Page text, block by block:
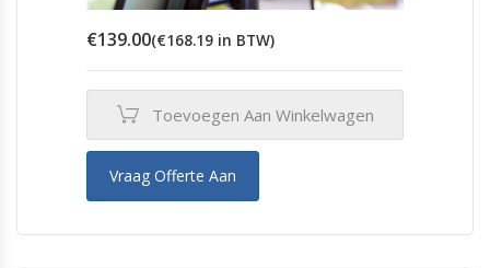
€139.00(€168.19 in BTW)
Toevoegen Aan Winkelwagen
Vraag Offerte Aan